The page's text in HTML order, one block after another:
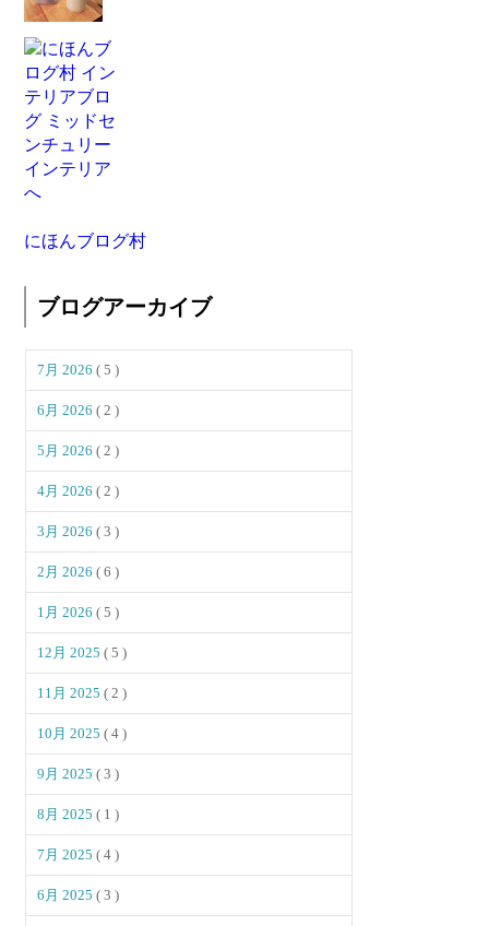
にほんブログ村
ブログアーカイブ
7月 2026( 5 )
6月 2026( 2 )
5月 2026( 2 )
4月 2026( 2 )
3月 2026( 3 )
2月 2026( 6 )
1月 2026( 5 )
12月 2025( 5 )
11月 2025( 2 )
10月 2025( 4 )
9月 2025( 3 )
8月 2025( 1 )
7月 2025( 4 )
6月 2025( 3 )